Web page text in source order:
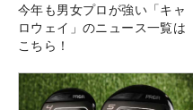
今年も男女プロが強い「キャ
ロウェイ」のニュース一覧は
こちら！